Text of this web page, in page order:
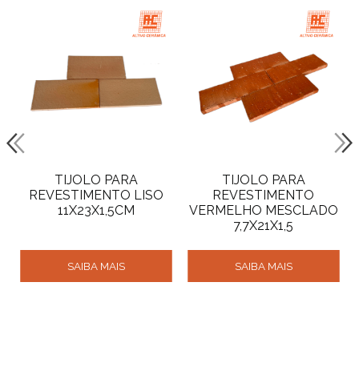
TIJOLO PARA
REVESTIMENTO LISO
11X23X1,5CM
SAIBA MAIS
TIJOLO PARA
REVESTIMENTO
VERMELHO MESCLADO
7,7X21X1,5
SAIBA MAIS